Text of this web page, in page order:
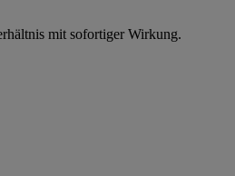
mit sofortiger Wirkung.